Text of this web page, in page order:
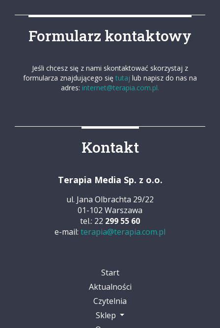
Formularz kontaktowy
Jeśli chcesz się z nami skontaktować skorzystaj z
formularza znajdującego się tutaj lub napisz do nas na
adres: internet@terapia.com.pl.
Kontakt
Terapia Media Sp. z o.o.
ul. Jana Olbrachta 29/22
01-102 Warszawa
tel.: 22 299 55 60
e-mail: terapia@terapia.com.pl
Start
Aktualności
Czytelnia
Sklep